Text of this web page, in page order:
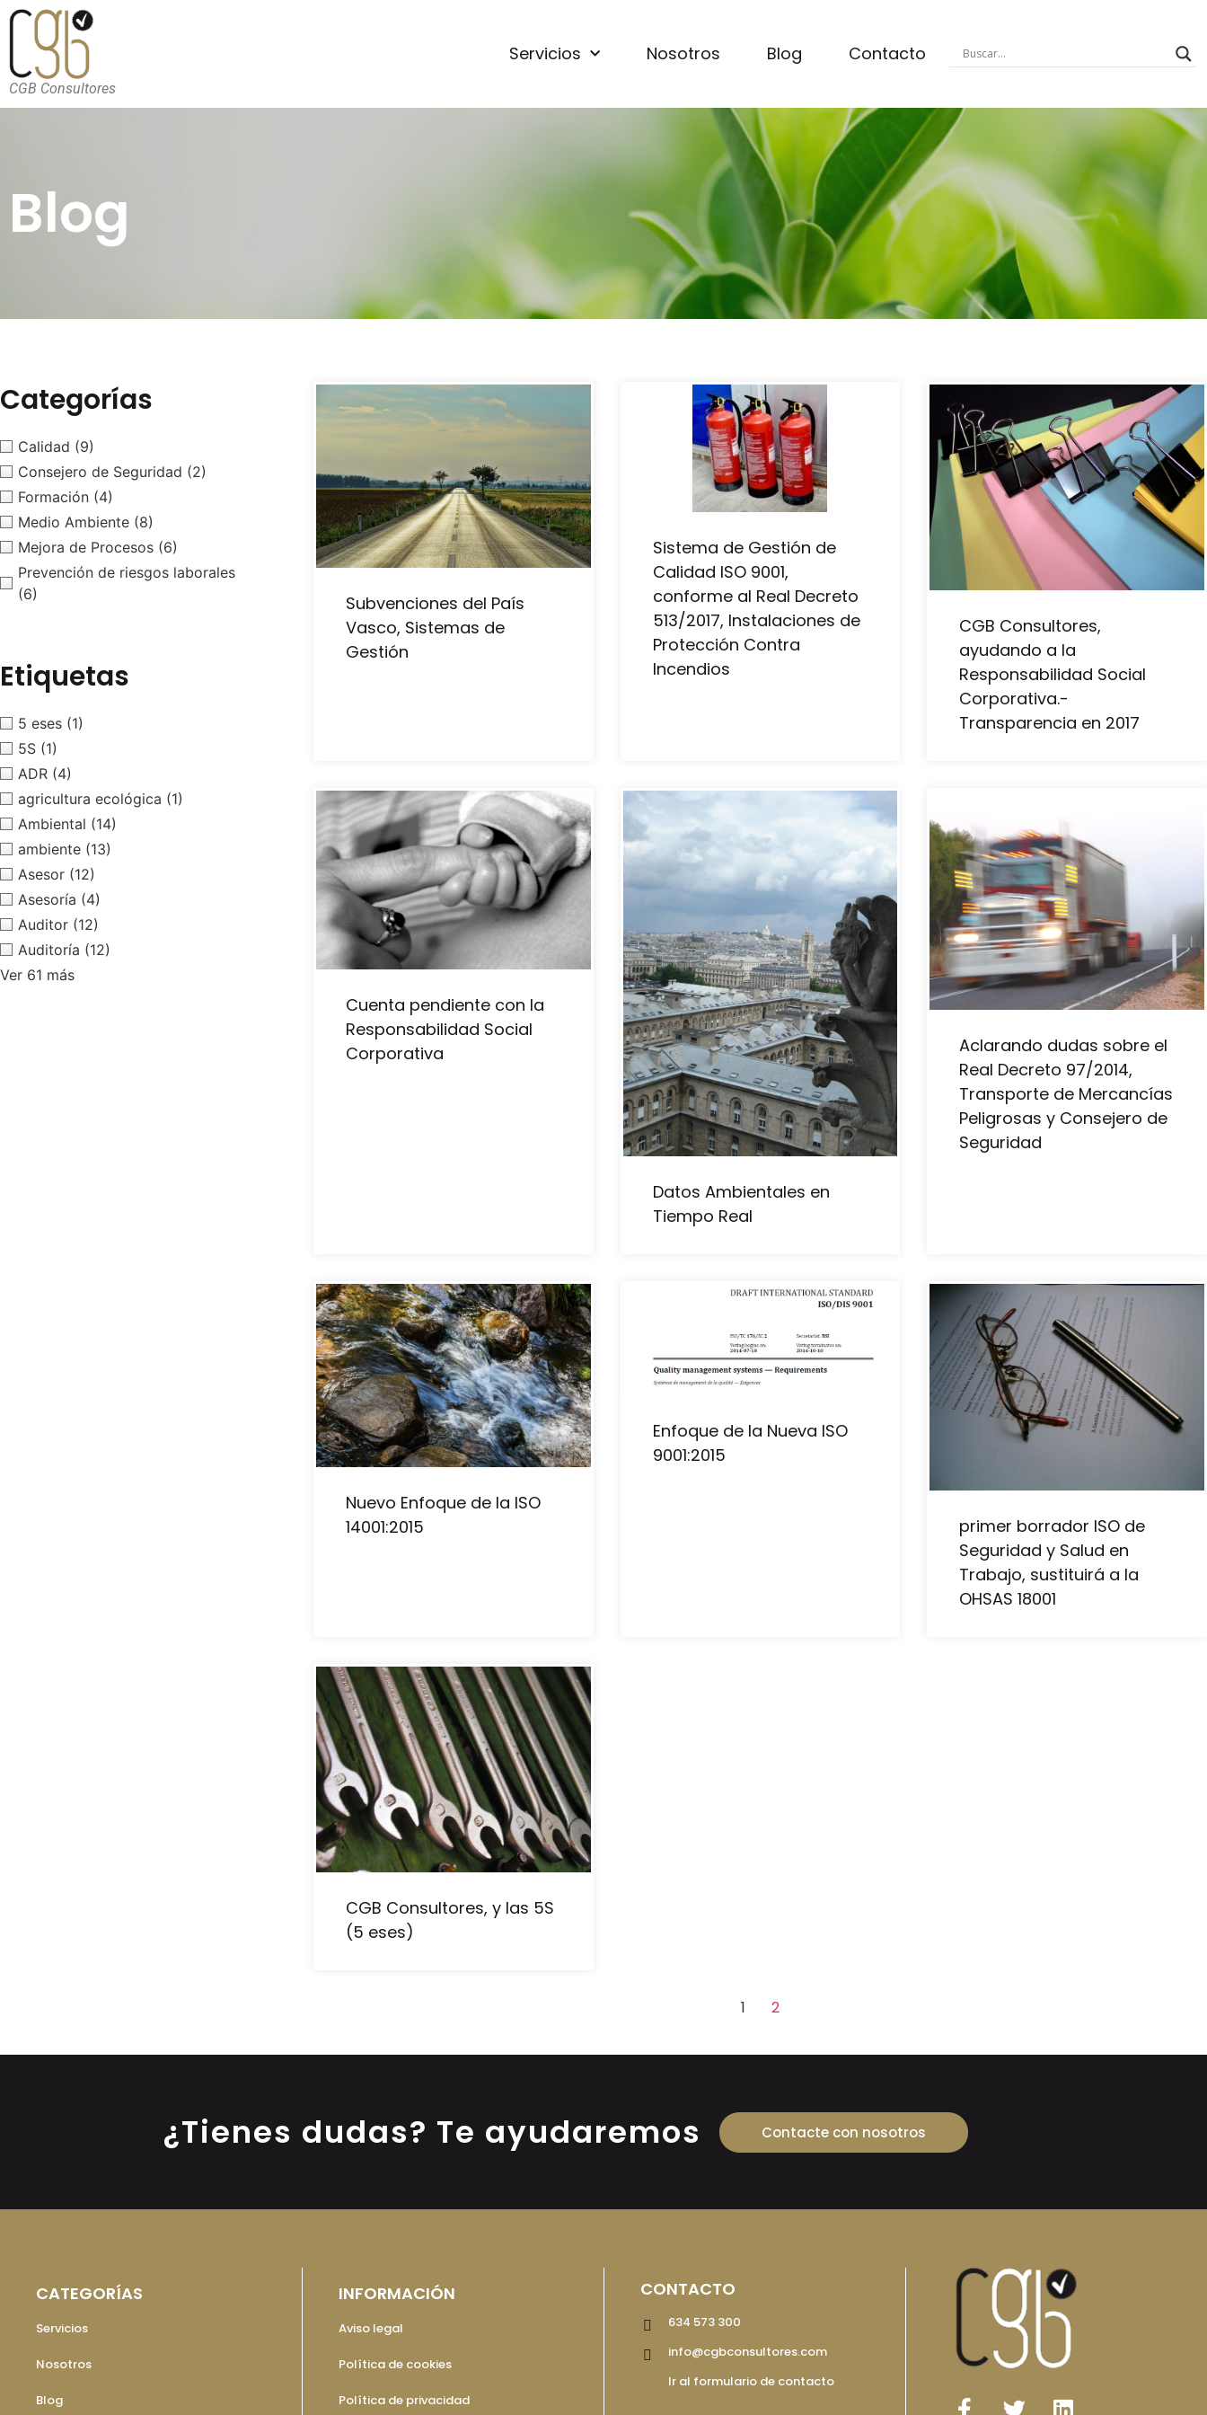
CGB Consultores
Servicios Nosotros Blog Contacto
Blog
Categorías
Calidad (9)
Consejero de Seguridad (2)
Formación (4)
Medio Ambiente (8)
Mejora de Procesos (6)
Prevención de riesgos laborales
(6)
Etiquetas
5 eses (1)
5S (1)
ADR (4)
agricultura ecológica (1)
Ambiental (14)
ambiente (13)
Asesor (12)
Asesoría (4)
Auditor (12)
Auditoría (12)
Ver 61 más
Subvenciones del País
Vasco, Sistemas de
Gestión
Sistema de Gestión de
Calidad ISO 9001,
conforme al Real Decreto
513/2017, Instalaciones de
Protección Contra
Incendios
CGB Consultores,
ayudando a la
Responsabilidad Social
Corporativa.-
Transparencia en 2017
Cuenta pendiente con la
Responsabilidad Social
Corporativa
Datos Ambientales en
Tiempo Real
Aclarando dudas sobre el
Real Decreto 97/2014,
Transporte de Mercancías
Peligrosas y Consejero de
Seguridad
Nuevo Enfoque de la ISO
14001:2015
Enfoque de la Nueva ISO
9001:2015
primer borrador ISO de
Seguridad y Salud en
Trabajo, sustituirá a la
OHSAS 18001
CGB Consultores, y las 5S
(5 eses)
1 2
¿Tienes dudas? Te ayudaremos Contacte con nosotros
CATEGORÍAS
Servicios
Nosotros
Blog
INFORMACIÓN
Aviso legal
Política de cookies
Política de privacidad
CONTACTO
634 573 300
info@cgbconsultores.com
Ir al formulario de contacto